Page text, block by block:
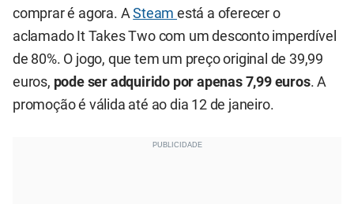
comprar é agora. ASteamestá a oferecer o
aclamado It Takes Two com um desconto imperdível
de 80%. O jogo, que tem um preço original de 39,99
euros, pode ser adquirido por apenas 7,99 euros. A
promoção é válida até ao dia 12 de janeiro.